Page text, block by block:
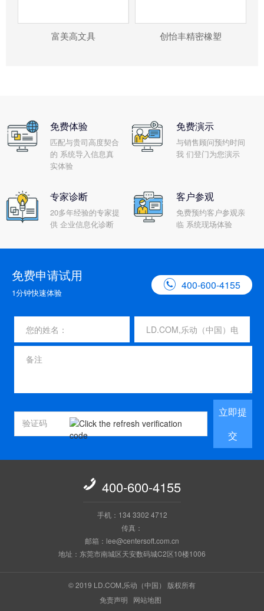
富美高文具 创怡丰精密橡塑
免费体验
匹配与贵司高度契合
的 系统导入信息真
实体验
免费演示
与销售顾问预约时间
我 们登门为您演示
专家诊断
20多年经验的专家提
供 企业信息化诊断
客户参观
免费预约客户参观亲
临 系统现场体验
免费申请试用
1分钟快速体验
 400-600-4155
立即提
交
 400-600-4155
手机：134 3302 4712
传真：
邮箱：lee@centersoft.com.cn
地址：东莞市南城区天安数码城C2区10楼1006
© 2019 LD.COM,乐动（中国） 版权所有
免责声明
网站地图